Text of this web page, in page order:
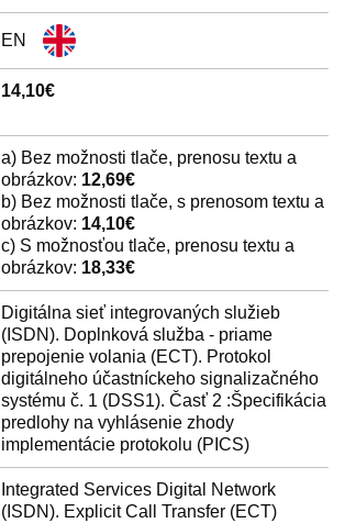
EN
14,10€
a) Bez možnosti tlače, prenosu textu a
obrázkov: 12,69€
b) Bez možnosti tlače, s prenosom textu a
obrázkov: 14,10€
c) S možnosťou tlače, prenosu textu a
obrázkov: 18,33€
Digitálna sieť integrovaných služieb
(ISDN). Doplnková služba - priame
prepojenie volania (ECT). Protokol
digitálneho účastníckeho signalizačného
systému č. 1 (DSS1). Časť 2 :Špecifikácia
predlohy na vyhlásenie zhody
implementácie protokolu (PICS)
Integrated Services Digital Network
(ISDN). Explicit Call Transfer (ECT)